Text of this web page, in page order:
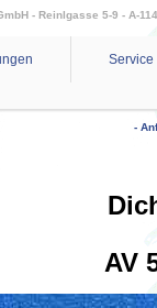
- Reinlgasse 5-9 - A-
Service
-
AV